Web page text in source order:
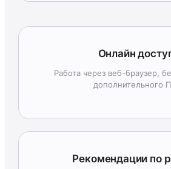
Онлайн
Работа через веб-браузер,
дополнительного
Рекомендации по